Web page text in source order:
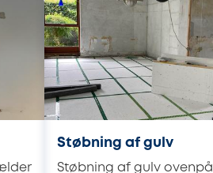
Støbning af gulv
Støbning af gulv ovenpå